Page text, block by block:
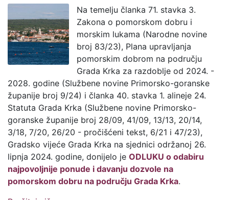
Na temelju članka 71. stavka 3.
Zakona o pomorskom dobru i
morskim lukama (Narodne novine
broj 83/23), Plana upravljanja
pomorskim dobrom na području
Grada Krka za razdoblje od 2024. -
2028. godine (Službene novine Primorsko-goranske
županije broj 9/24) i članka 40. stavka 1. alineje 24.
Statuta Grada Krka (Službene novine Primorsko-
goranske županije broj 28/09, 41/09, 13/13, 20/14,
3/18, 7/20, 26/20 - pročišćeni tekst, 6/21 i 47/23),
Gradsko vijeće Grada Krka na sjednici održanoj 26.
lipnja 2024. godine, donijelo je ODLUKU o odabiru
najpovoljnije ponude i davanju dozvole na
pomorskom dobru na području Grada Krka.